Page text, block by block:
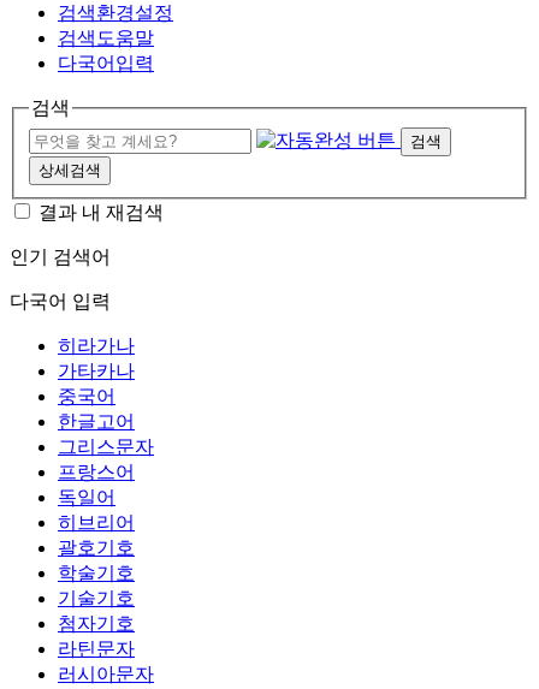
검색환경설정
검색도움말
다국어입력
검색
검색
상세검색
결과 내 재검색
인기 검색어
다국어 입력
히라가나
가타카나
중국어
한글고어
그리스문자
프랑스어
독일어
히브리어
괄호기호
학술기호
기술기호
첨자기호
라틴문자
러시아문자